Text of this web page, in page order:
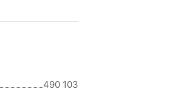
490 103